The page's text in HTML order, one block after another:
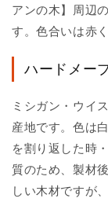
アンの木】周辺
す。色合いは赤
ハードメー
ミシガン・ウイ
産地です。色は
を割り返した時
質のため、製材
しい木材ですが